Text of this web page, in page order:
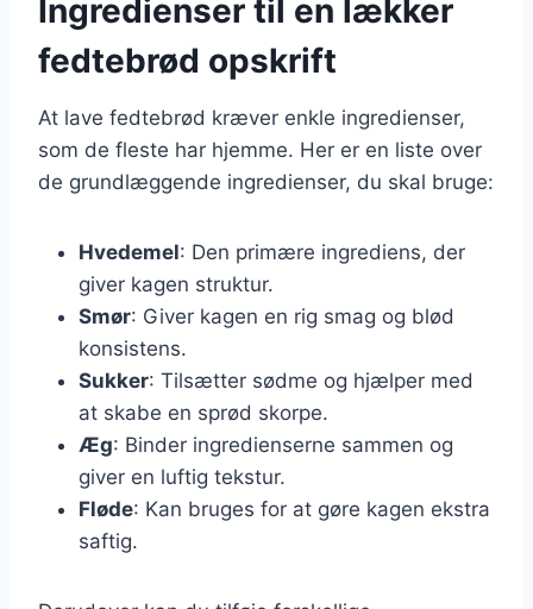
Ingredienser til en lækker
fedtebrød opskrift
At lave fedtebrød kræver enkle ingredienser,
som de fleste har hjemme. Her er en liste over
de grundlæggende ingredienser, du skal bruge:
Hvedemel: Den primære ingrediens, der
giver kagen struktur.
Smør: Giver kagen en rig smag og blød
konsistens.
Sukker: Tilsætter sødme og hjælper med
at skabe en sprød skorpe.
Æg: Binder ingredienserne sammen og
giver en luftig tekstur.
Fløde: Kan bruges for at gøre kagen ekstra
saftig.